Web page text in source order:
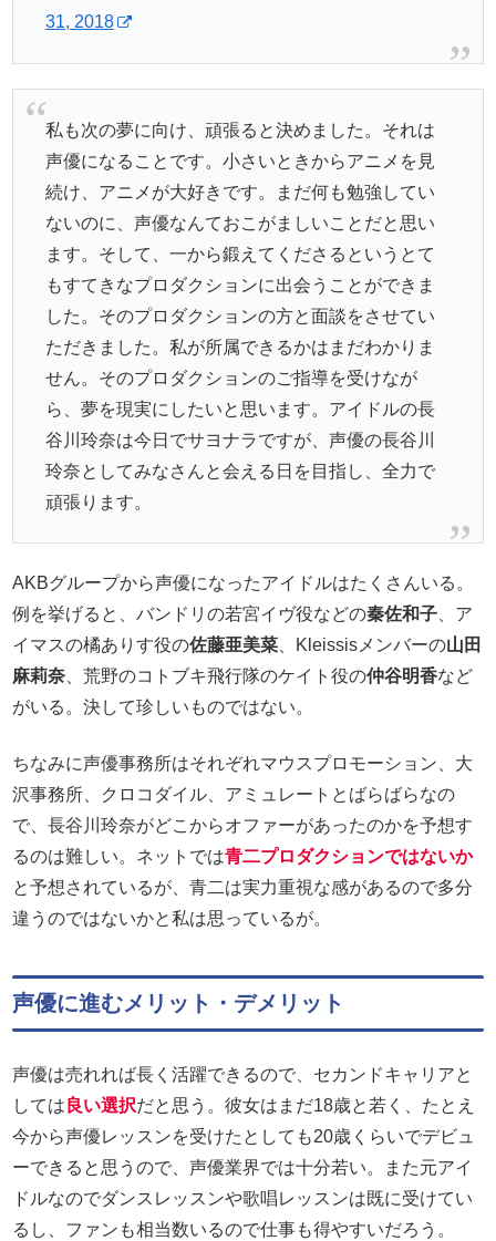
31, 2018
私も次の夢に向け、頑張ると決めました。それは
声優になることです。小さいときからアニメを見
続け、アニメが大好きです。まだ何も勉強してい
ないのに、声優なんておこがましいことだと思い
ます。そして、一から鍛えてくださるというとて
もすてきなプロダクションに出会うことができま
した。そのプロダクションの方と面談をさせてい
ただきました。私が所属できるかはまだわかりま
せん。そのプロダクションのご指導を受けなが
ら、夢を現実にしたいと思います。アイドルの長
谷川玲奈は今日でサヨナラですが、声優の長谷川
玲奈としてみなさんと会える日を目指し、全力で
頑張ります。
AKBグループから声優になったアイドルはたくさんいる。
例を挙げると、バンドリの若宮イヴ役などの秦佐和子 、ア
イマスの橘ありす役の佐藤亜美菜 、Kleissisメンバーの山田
麻莉奈 、荒野のコトブキ飛行隊のケイト役の仲谷明香など
がいる。決して珍しいものではない。
ちなみに声優事務所はそれぞれマウスプロモーション、大
沢事務所、クロコダイル、アミュレートとばらばらなの
で、長谷川玲奈がどこからオファーがあったのかを予想す
るのは難しい。ネットでは青二プロダクションではないか
と予想されているが、青二は実力重視な感があるので多分
違うのではないかと私は思っているが。
声優に進むメリット・デメリット
声優は売れれば長く活躍できるので、セカンドキャリアと
しては 良い選択だと思う。彼女はまだ18歳と若く、たとえ
今から声優レッスンを受けたとしても20歳くらいでデビュ
ーできると思うので、声優業界では十分若い。また元アイ
ドルなのでダンスレッスンや歌唱レッスンは既に受けてい
るし、ファンも相当数いるので仕事も得やすいだろう。